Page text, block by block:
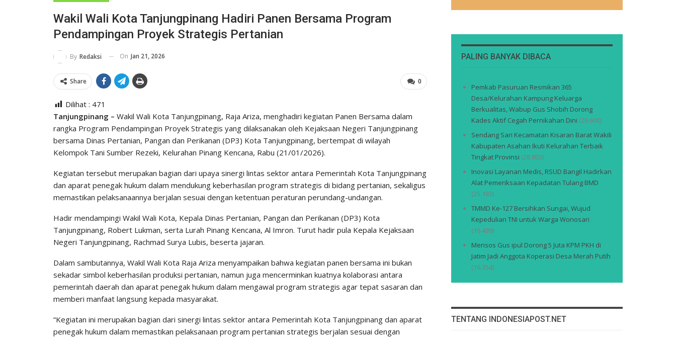
Wakil Wali Kota Tanjungpinang Hadiri Panen Bersama Program
Pendampingan Proyek Strategis Pertanian
By Redaksi On Jan 21, 2026
0
Share
Dilihat : 471
Tanjungpinang – Wakil Wali Kota Tanjungpinang, Raja Ariza, menghadiri kegiatan Panen Bersama dalam
rangka Program Pendampingan Proyek Strategis yang dilaksanakan oleh Kejaksaan Negeri Tanjungpinang
bersama Dinas Pertanian, Pangan dan Perikanan (DP3) Kota Tanjungpinang, bertempat di wilayah
Kelompok Tani Sumber Rezeki, Kelurahan Pinang Kencana, Rabu (21/01/2026).
Kegiatan tersebut merupakan bagian dari upaya sinergi lintas sektor antara Pemerintah Kota Tanjungpinang
dan aparat penegak hukum dalam mendukung keberhasilan program strategis di bidang pertanian, sekaligus
memastikan pelaksanaannya berjalan sesuai dengan ketentuan peraturan perundang-undangan.
Hadir mendampingi Wakil Wali Kota, Kepala Dinas Pertanian, Pangan dan Perikanan (DP3) Kota
Tanjungpinang, Robert Lukman, serta Lurah Pinang Kencana, Al Imron. Turut hadir pula Kepala Kejaksaan
Negeri Tanjungpinang, Rachmad Surya Lubis, beserta jajaran.
Dalam sambutannya, Wakil Wali Kota Raja Ariza menyampaikan bahwa kegiatan panen bersama ini bukan
sekadar simbol keberhasilan produksi pertanian, namun juga mencerminkan kuatnya kolaborasi antara
pemerintah daerah dan aparat penegak hukum dalam mengawal program strategis agar tepat sasaran dan
memberi manfaat langsung kepada masyarakat.
“Kegiatan ini merupakan bagian dari sinergi lintas sektor antara Pemerintah Kota Tanjungpinang dan aparat
penegak hukum dalam memastikan pelaksanaan program pertanian strategis berjalan sesuai dengan
PALING BANYAK DIBACA
Pemkab Pasuruan Resmikan 365
Desa/Kelurahan Kampung Keluarga
Berkualitas, Wabup Gus Shobih Dorong
Kades Aktif Cegah Pernikahan Dini (29.600)
Sendang Sari Kecamatan Kisaran Barat Wakili
Kabupaten Asahan Ikuti Kelurahan Terbaik
Tingkat Provinsi (28.803)
Inovasi Layanan Medis, RSUD Bangil Hadirkan
Alat Pemeriksaan Kepadatan Tulang BMD
(25.183)
TMMD Ke-127 Bersihkan Sungai, Wujud
Kepedulian TNI untuk Warga Wonosari
(16.489)
Mensos Gus ipul Dorong 5 Juta KPM PKH di
Jatim Jadi Anggota Koperasi Desa Merah Putih
(16.354)
TENTANG INDONESIAPOST.NET